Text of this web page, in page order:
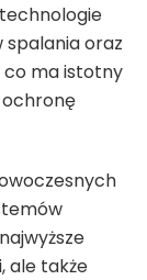
oraz
co ma istotny
ochronę
ale także